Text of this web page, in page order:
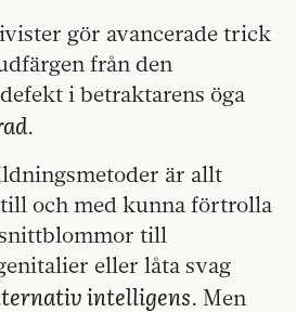
gör avancerade trick
från den
i betraktarens öga
.
är allt
och med kunna förtrolla
till
eller låta svag
intelligens. Men